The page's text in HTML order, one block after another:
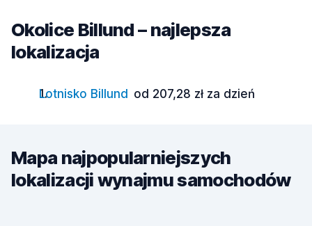
Okolice Billund – najlepsza
lokalizacja
Lotnisko Billund od 207,28 zł za dzień
Mapa najpopularniejszych
lokalizacji wynajmu samochodów